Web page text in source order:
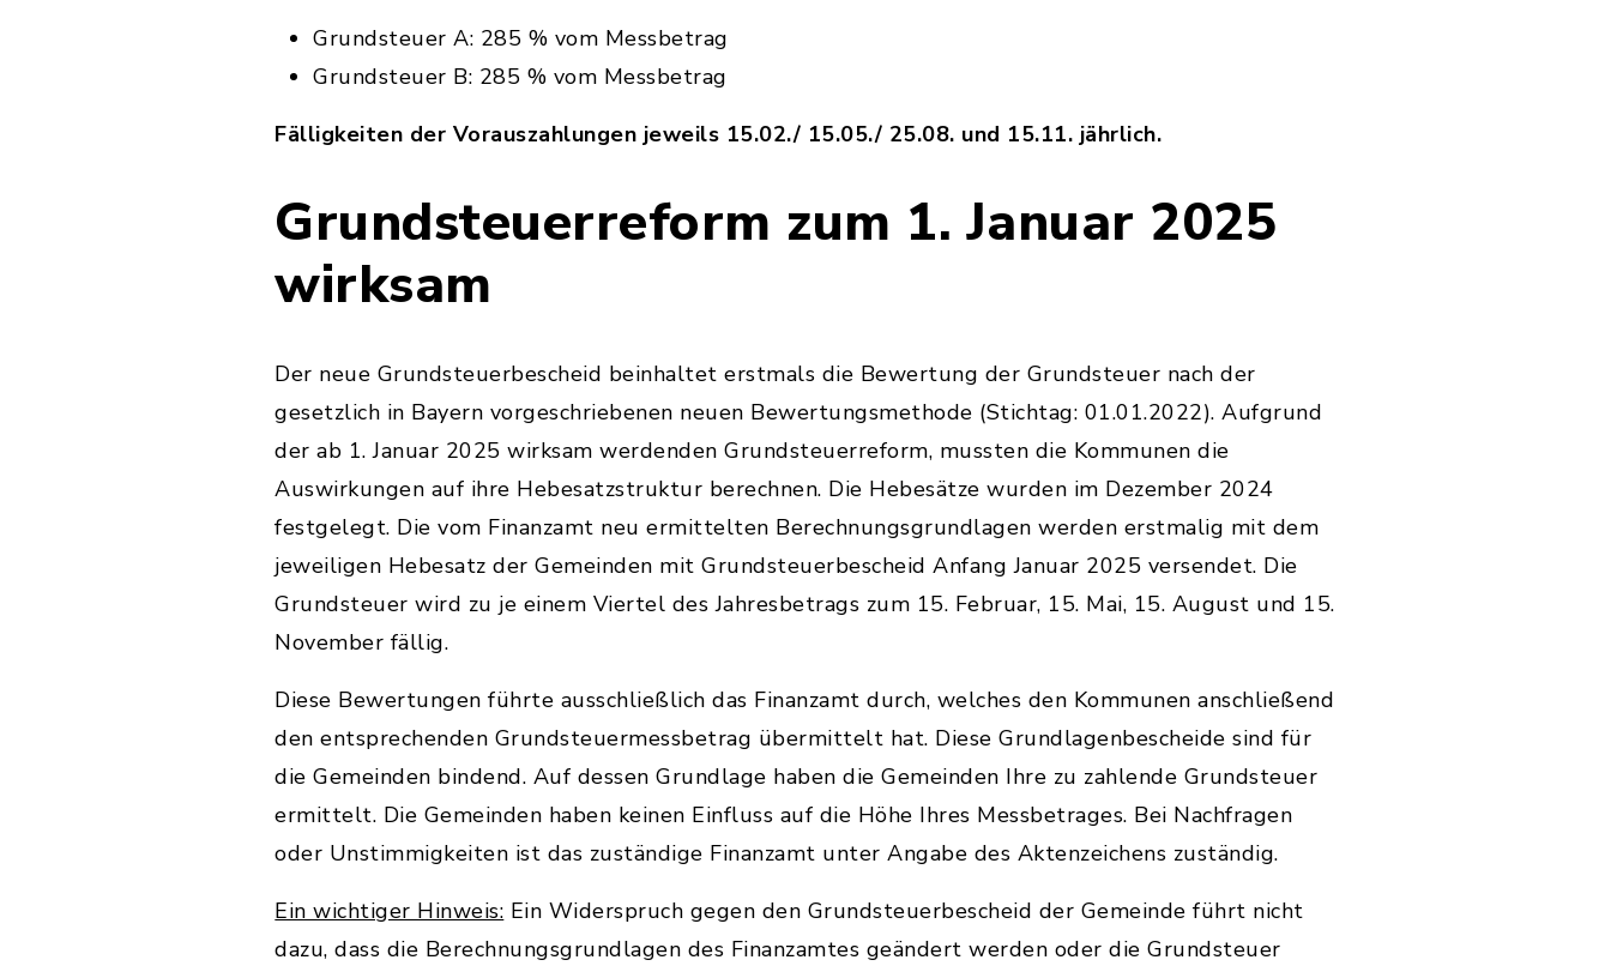
Grundsteuer A: 285 % vom Messbetrag
Grundsteuer B: 285 % vom Messbetrag
Fälligkeiten der Vorauszahlungen jeweils 15.02./ 15.05./ 25.08. und 15.11. jährlich.
Grundsteuerreform zum 1. Januar 2025
wirksam
Der neue Grundsteuerbescheid beinhaltet erstmals die Bewertung der Grundsteuer nach der
gesetzlich in Bayern vorgeschriebenen neuen Bewertungsmethode (Stichtag: 01.01.2022). Aufgrund
der ab 1. Januar 2025 wirksam werdenden Grundsteuerreform, mussten die Kommunen die
Auswirkungen auf ihre Hebesatzstruktur berechnen. Die Hebesätze wurden im Dezember 2024
festgelegt. Die vom Finanzamt neu ermittelten Berechnungsgrundlagen werden erstmalig mit dem
jeweiligen Hebesatz der Gemeinden mit Grundsteuerbescheid Anfang Januar 2025 versendet. Die
Grundsteuer wird zu je einem Viertel des Jahresbetrags zum 15. Februar, 15. Mai, 15. August und 15.
November fällig.
Diese Bewertungen führte ausschließlich das Finanzamt durch, welches den Kommunen anschließend
den entsprechenden Grundsteuermessbetrag übermittelt hat. Diese Grundlagenbescheide sind für
die Gemeinden bindend. Auf dessen Grundlage haben die Gemeinden Ihre zu zahlende Grundsteuer
ermittelt. Die Gemeinden haben keinen Einfluss auf die Höhe Ihres Messbetrages. Bei Nachfragen
oder Unstimmigkeiten ist das zuständige Finanzamt unter Angabe des Aktenzeichens zuständig.
Ein wichtiger Hinweis: Ein Widerspruch gegen den Grundsteuerbescheid der Gemeinde führt nicht
dazu, dass die Berechnungsgrundlagen des Finanzamtes geändert werden oder die Grundsteuer